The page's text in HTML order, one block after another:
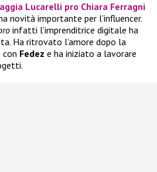
Lucarelli pro Chiara Ferragni
novità importante per l’influencer.
infatti l’imprenditrice digitale ha
Ha ritrovato l’amore dopo la
con Fedez e ha iniziato a lavorare